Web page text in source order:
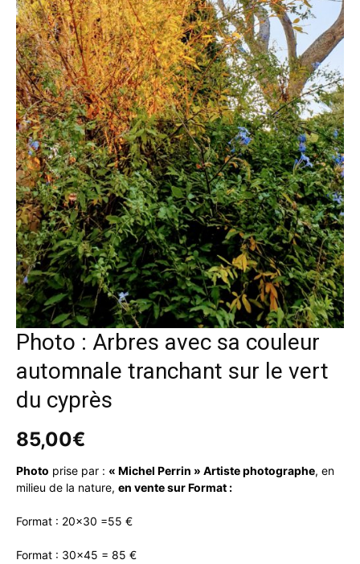
Photo : Arbres avec sa couleur
automnale tranchant sur le vert
du cyprès
85,00€
Photo prise par : « Michel Perrin » Artiste photographe, en
milieu de la nature, en vente sur Format :
Format : 20×30 =55 €
Format : 30×45 = 85 €